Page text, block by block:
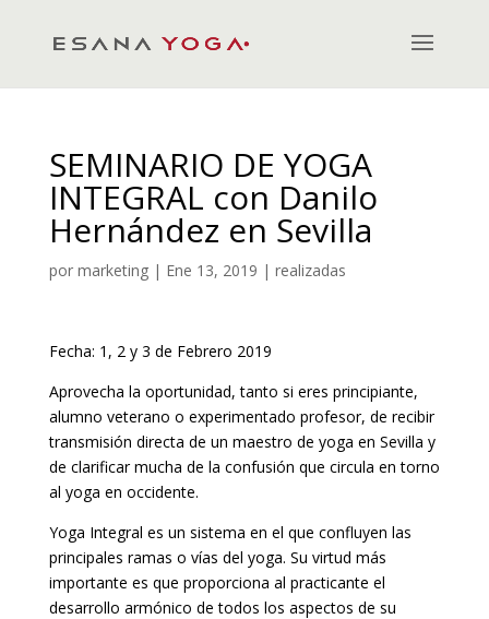
SEMINARIO DE YOGA
INTEGRAL con Danilo
Hernández en Sevilla
por marketing| Ene 13, 2019 | realizadas
Fecha: 1, 2 y 3 de Febrero 2019
Aprovecha la oportunidad, tanto si eres principiante,
alumno veterano o experimentado profesor, de recibir
transmisión directa de un maestro de yoga en Sevilla y
de clarificar mucha de la confusión que circula en torno
al yoga en occidente.
Yoga Integral es un sistema en el que confluyen las
principales ramas o vías del yoga. Su virtud más
importante es que proporciona al practicante el
desarrollo armónico de todos los aspectos de su